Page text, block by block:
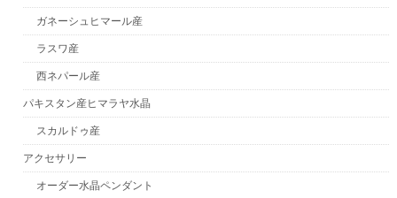
ガネーシュヒマール産
ラスワ産
西ネパール産
パキスタン産ヒマラヤ水晶
スカルドゥ産
アクセサリー
オーダー水晶ペンダント